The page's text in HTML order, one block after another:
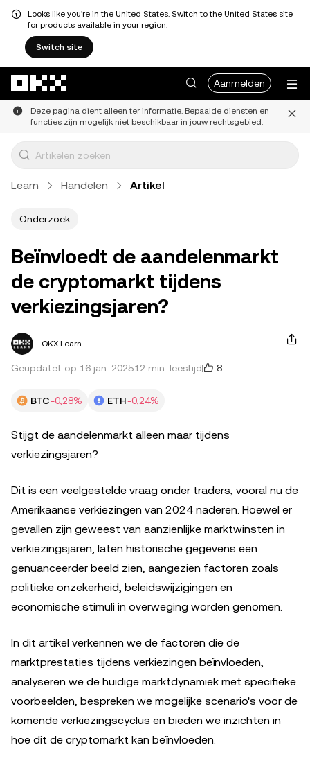
Looks like you're in the United States. Switch to the United States site
for products available in your region.
Switch site
Aanmelden
Deze pagina dient alleen ter informatie. Bepaalde diensten en
functies zijn mogelijk niet beschikbaar in jouw rechtsgebied.
Learn Handelen Artikel
Onderzoek
Beïnvloedt de aandelenmarkt
de cryptomarkt tijdens
verkiezingsjaren?
OKX Learn
Geüpdatet op 16 jan. 202512 min. leestijd 8
BTC-0,28% ETH-0,24%
Stijgt de aandelenmarkt alleen maar tijdens
verkiezingsjaren?
Dit is een veelgestelde vraag onder traders, vooral nu de
Amerikaanse verkiezingen van 2024 naderen. Hoewel er
gevallen zijn geweest van aanzienlijke marktwinsten in
verkiezingsjaren, laten historische gegevens een
genuanceerder beeld zien, aangezien factoren zoals
politieke onzekerheid, beleidswijzigingen en
economische stimuli in overweging worden genomen.
In dit artikel verkennen we de factoren die de
marktprestaties tijdens verkiezingen beïnvloeden,
analyseren we de huidige marktdynamiek met specifieke
voorbeelden, bespreken we mogelijke scenario's voor de
komende verkiezingscyclus en bieden we inzichten in
hoe dit de cryptomarkt kan beïnvloeden.